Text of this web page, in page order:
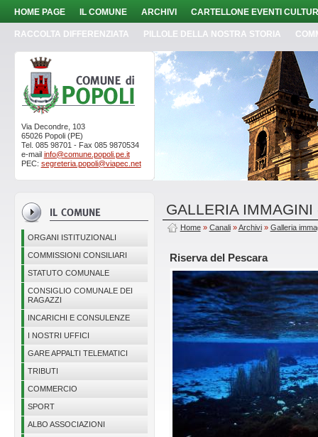
HOME PAGE IL COMUNE ARCHIVI CARTELLONE EVENTI
RACCOLTA DIFFERENZIATA PILLOLE DELLA NOSTRA STORIA
Via Decondre, 103
65026 Popoli (PE)
Tel. 085 98701 - Fax 085 9870534
e-mail info@comune.popoli.pe.it
PEC: segreteria.popoli@viapec.net
ORGANI ISTITUZIONALI
COMMISSIONI CONSILIARI
STATUTO COMUNALE
CONSIGLIO COMUNALE DEI
RAGAZZI
INCARICHI E CONSULENZE
I NOSTRI UFFICI
GARE APPALTI TELEMATICI
TRIBUTI
COMMERCIO
SPORT
ALBO ASSOCIAZIONI
GALLERIA
Home» Canali»Archivi» Galleria
Riserva del Pescara